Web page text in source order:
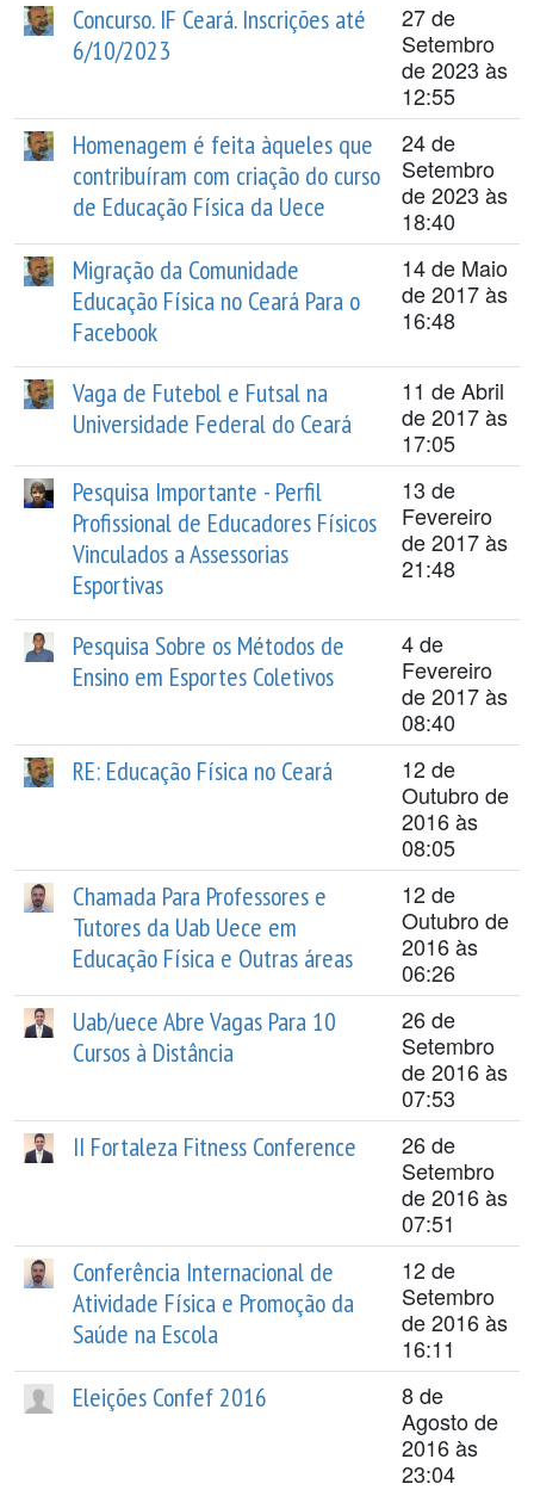
Concurso. IF Ceará. Inscrições até
6/10/2023
27 de
Setembro
de 2023 às
12:55
Homenagem é feita àqueles que
contribuíram com criação do curso
de Educação Física da Uece
24 de
Setembro
de 2023 às
18:40
Migração da Comunidade
Educação Física no Ceará Para o
Facebook
14 de Maio
de 2017 às
16:48
Vaga de Futebol e Futsal na
Universidade Federal do Ceará
11 de Abril
de 2017 às
17:05
Pesquisa Importante - Perfil
Profissional de Educadores Físicos
Vinculados a Assessorias
Esportivas
13 de
Fevereiro
de 2017 às
21:48
Pesquisa Sobre os Métodos de
Ensino em Esportes Coletivos
4 de
Fevereiro
de 2017 às
08:40
RE: Educação Física no Ceará
12 de
Outubro de
2016 às
08:05
Chamada Para Professores e
Tutores da Uab Uece em
Educação Física e Outras áreas
12 de
Outubro de
2016 às
06:26
Uab/uece Abre Vagas Para 10
Cursos à Distância
26 de
Setembro
de 2016 às
07:53
II Fortaleza Fitness Conference
26 de
Setembro
de 2016 às
07:51
Conferência Internacional de
Atividade Física e Promoção da
Saúde na Escola
12 de
Setembro
de 2016 às
16:11
Eleições Confef 2016
8 de
Agosto de
2016 às
23:04